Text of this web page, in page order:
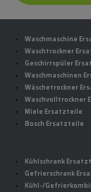
Waschmaschine
Waschtrockner
Geschirrspüler
Waschmaschinen
Wäschetrockner
Waschvolltrockner
Miele Ersatzteile
Bosch Ersatzteile
Kühlschrank
Gefrierschrank
Kühl-/